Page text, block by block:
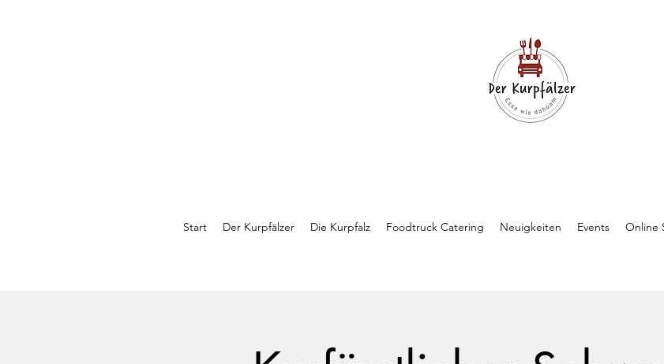
Start Der Kurpfälzer Die Kurpfalz Foodtruck Catering Neuigkeiten Events Online